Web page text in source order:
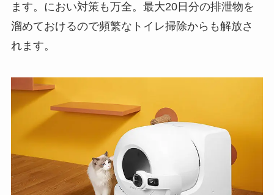
ます。におい対策も万全。最大20日分の排泄物を
溜めておけるので頻繁なトイレ掃除からも解放さ
れます。